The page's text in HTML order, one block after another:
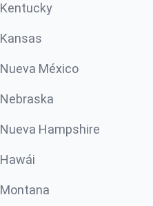
Kentucky
Kansas
Nueva México
Nebraska
Nueva Hampshire
Hawái
Montana